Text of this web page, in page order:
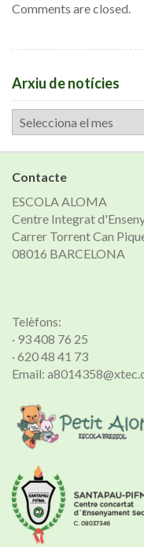
Comments are closed.
Arxiu de notícies
Arxiu
de
notícies
Contacte
ESCOLA ALOMA
Centre Integrat
Carrer Torrent Can
08016 BARCELONA
Telèfons:
· 93 408 76 25
· 620 48 41 73
Email: